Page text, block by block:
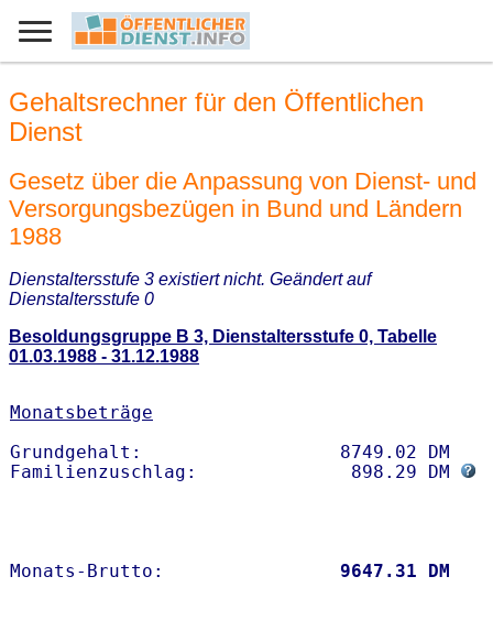
Gehaltsrechner für den Öffentlichen
Dienst
Gesetz über die Anpassung von Dienst- und
Versorgungsbezügen in Bund und Ländern
1988
Dienstaltersstufe 3 existiert nicht. Geändert auf
Dienstaltersstufe 0
Besoldungsgruppe B 3, Dienstaltersstufe 0, Tabelle
01.03.1988 - 31.12.1988
Monatsbeträge
Grundgehalt:                  8749.02 DM
Familienzuschlag:              898.29 DM
Monats-Brutto: 9647.31 DM